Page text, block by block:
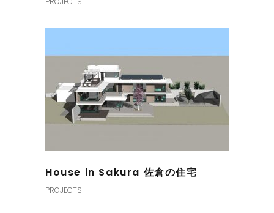
House in Sakura 佐倉の住宅
PROJECTS